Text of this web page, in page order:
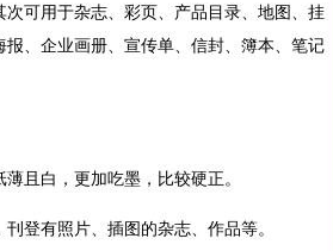
可用于杂志、彩页、产品目录、地图、挂
、企业画册、宣传单、信封、簿本、笔记
且白，更加吃墨，比较硬正。
登有照片、插图的杂志、作品等。